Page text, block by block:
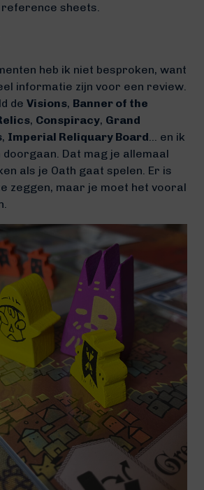
sheets.
heb ik niet besproken, want
informatie zijn voor een review.
de Visions, Banner of the
, Conspiracy, Grand
, Imperial Reliquary Board… en ik
doorgaan. Dat mag je allemaal
als je Oath gaat spelen. Er is
zeggen, maar je moet het vooral